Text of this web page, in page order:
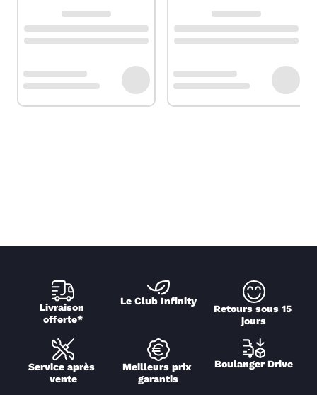
Livraison
offerte*
Le Club Infinity
Retours sous 15
jours
Service après
vente
Meilleurs prix
garantis
Boulanger Drive